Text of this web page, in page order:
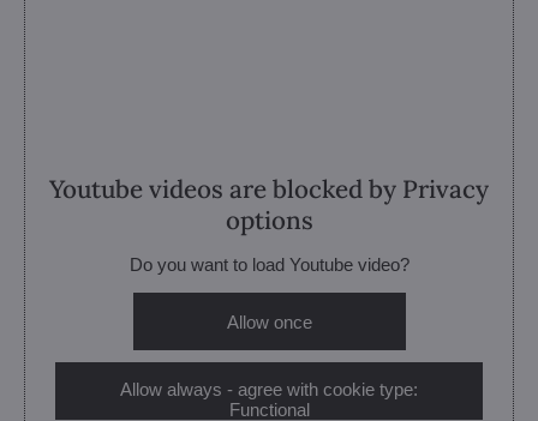
Youtube videos are blocked by Privacy
options
Do you want to load Youtube video?
Allow once
Allow always - agree with cookie type:
Functional